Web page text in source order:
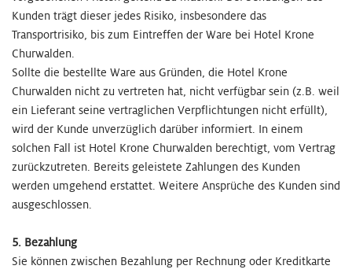
Kunden trägt dieser jedes Risiko, insbesondere das
Transportrisiko, bis zum Eintreffen der Ware bei Hotel Krone
Churwalden.
Sollte die bestellte Ware aus Gründen, die Hotel Krone
Churwalden nicht zu vertreten hat, nicht verfügbar sein (z.B. weil
ein Lieferant seine vertraglichen Verpflichtungen nicht erfüllt),
wird der Kunde unverzüglich darüber informiert. In einem
solchen Fall ist Hotel Krone Churwalden berechtigt, vom Vertrag
zurückzutreten. Bereits geleistete Zahlungen des Kunden
werden umgehend erstattet. Weitere Ansprüche des Kunden sind
ausgeschlossen.
5. Bezahlung
Sie können zwischen Bezahlung per Rechnung oder Kreditkarte